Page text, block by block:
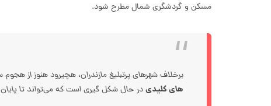
مسکن و گردشگری شمال مطرح شود.
برخلاف شهرهای پرتبلیغ مازندران، هچیرود هنوز از
های کلیدیدر حال شکل گیری است که می‌تواند تا پایان ۱۴۰۵، ارزش ملک در این منطقه را متحول کند.